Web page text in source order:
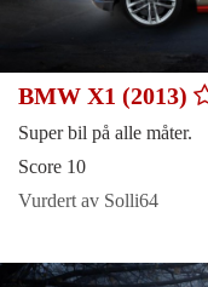
BMW X1 (2013)
Super bil på alle måter.
Score 10
Vurdert av Solli64